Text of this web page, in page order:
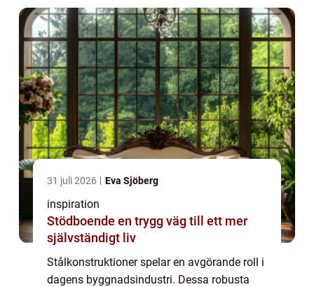
31 juli 2026 Eva Sjöberg
inspiration
Stödboende en trygg väg till ett mer
självständigt liv
Stålkonstruktioner spelar en avgörande roll i
dagens byggnadsindustri. Dessa robusta